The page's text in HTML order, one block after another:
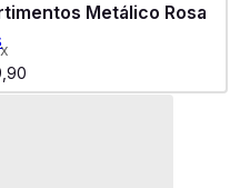
Metálico Rosa
90